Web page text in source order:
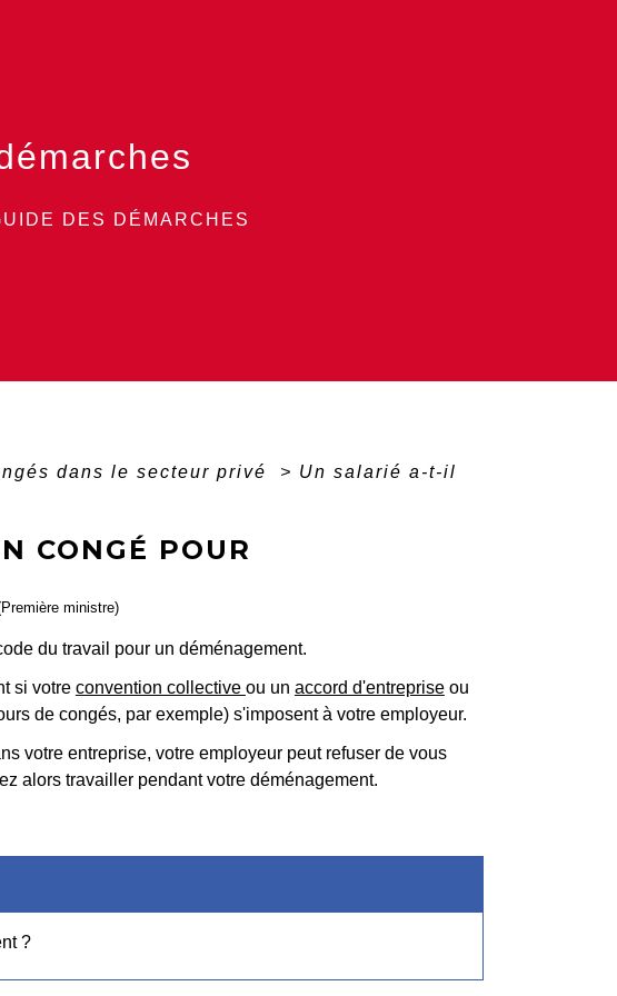
DES DÉMARCHES
dans le secteur privé > Un salarié a-t-il
CONGÉ POUR
ministre)
du travail pour un déménagement.
si votre convention collective ou un accord d'entrepriseou
de congés, par exemple) s'imposent à votre employeur.
votre entreprise, votre employeur peut refuser de vous
alors travailler pendant votre déménagement.
?